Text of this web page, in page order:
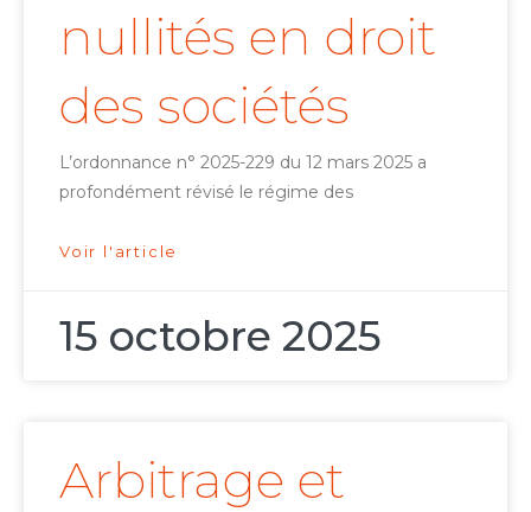
nullités en droit
des sociétés
L’ordonnance n° 2025-229 du 12 mars 2025 a
profondément révisé le régime des
Voir l'article
15 octobre 2025
Arbitrage et